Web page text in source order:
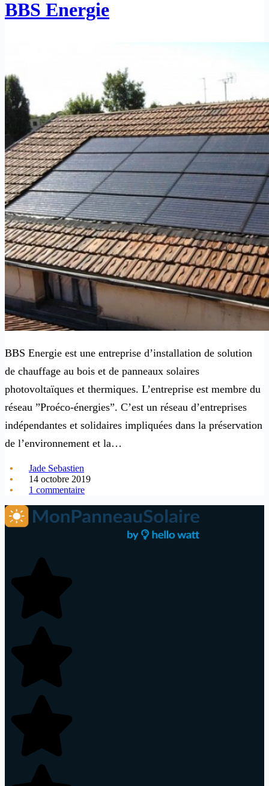
BBS Energie
BBS Energie est une entreprise d’installation de solution
de chauffage au bois et de panneaux solaires
photovoltaïques et thermiques. L’entreprise est membre du
réseau ”Proéco-énergies”. C’est un réseau d’entreprises
indépendantes et solidaires impliquées dans la préservation
de l’environnement et la…
Jade Sebastien
14 octobre 2019
1 commentaire